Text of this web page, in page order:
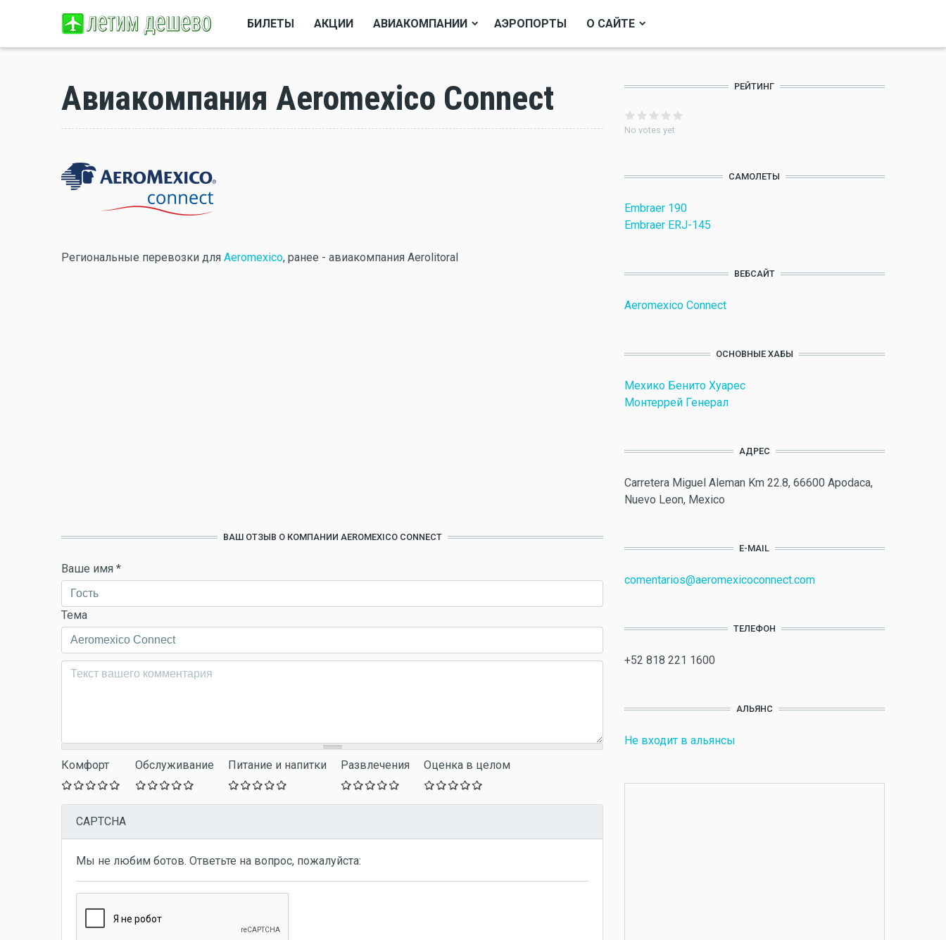
БИЛЕТЫ АКЦИИ АВИАКОМПАНИИ АЭРОПОРТЫ О САЙТЕ
Авиакомпания Aeromexico Connect
Региональные перевозки для Aeromexico, ранее - авиакомпания Aerolitoral
ВАШ ОТЗЫВ О КОМПАНИИ AEROMEXICO CONNECT
Ваше имя *
Тема
Комментарий*
Комфорт Обслуживание Питание и напитки Развлечения Оценка в целом
CAPTCHA
Мы не любим ботов. Ответьте на вопрос, пожалуйста:
РЕЙТИНГ
No votes yet
САМОЛЕТЫ
Embraer 190
Embraer ERJ-145
ВЕБСАЙТ
Aeromexico Connect
ОСНОВНЫЕ ХАБЫ
Мехико Бенито Хуарес
Монтеррей Генерал
АДРЕС
Carretera Miguel Aleman Km 22.8, 66600 Apodaca,
Nuevo Leon, Mexico
E-MAIL
comentarios@aeromexicoconnect.com
ТЕЛЕФОН
+52 818 221 1600
АЛЬЯНС
Не входит в альянсы